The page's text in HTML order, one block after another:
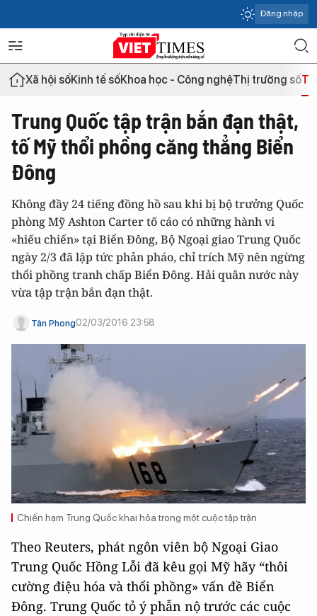
Đăng nhập
Xã hội sốKinh tế sốKhoa học - Công nghệThị trường số
Trung Quốc tập trận bắn đạn thật,
tố Mỹ thổi phồng căng thẳng Biển
Đông
Không đầy 24 tiếng đồng hồ sau khi bị bộ trưởng Quốc
phòng Mỹ Ashton Carter tố cáo có những hành vi
«hiếu chiến» tại Biển Đông, Bộ Ngoại giao Trung Quốc
ngày 2/3 đã lập tức phản pháo, chỉ trích Mỹ nên ngừng
thổi phồng tranh chấp Biển Đông. Hải quân nước này
vừa tập trận bắn đạn thật.
Tân Phong02/03/2016 23:58
Chiến hạm Trung Quốc khai hỏa trong một cuộc tập trận
Theo Reuters, phát ngôn viên bộ Ngoại Giao
Trung Quốc Hồng Lỗi đã kêu gọi Mỹ hãy “thôi
cường điệu hóa và thổi phồng» vấn đề Biển
Đông. Trung Quốc tỏ ý phẫn nộ trước các cuộc